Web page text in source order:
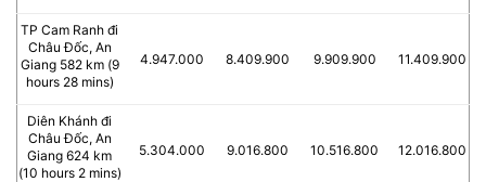
TP Cam Ranh đi
Châu Đốc, An
Giang 582 km (9
hours 28 mins)
4.947.000 8.409.900 9.909.900 11.409.900
Diên Khánh đi
Châu Đốc, An
Giang 624 km
(10 hours 2 mins)
5.304.000 9.016.800 10.516.800 12.016.800